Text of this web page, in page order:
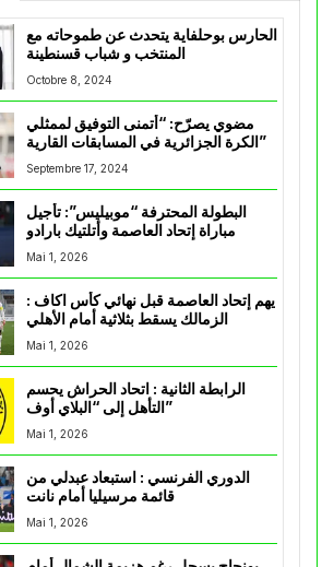
الحارس بوحلفاية يتحدث عن طموحاته مع
المنتخب و شباب قسنطينة
Octobre 8, 2024
مضوي يصرّح: “أتمنى التوفيق لممثلي
الكرة الجزائرية في المسابقات القارية”
Septembre 17, 2024
البطولة المحترفة “موبيليس”: تأجيل
مباراة إتحاد العاصمة وأتلتيك بارادو
Mai 1, 2026
يهم إتحاد العاصمة قبل نهائي كأس اكاف :
Mai 1, 2026
الرابطة الثانية : اتحاد الحراش يحسم
التأهل إلى “البلاي أوف”
Mai 1, 2026
الدوري الفرنسي : استبعاد عبدلي من
قائمة مرسيليا أمام نانت
Mai 1, 2026